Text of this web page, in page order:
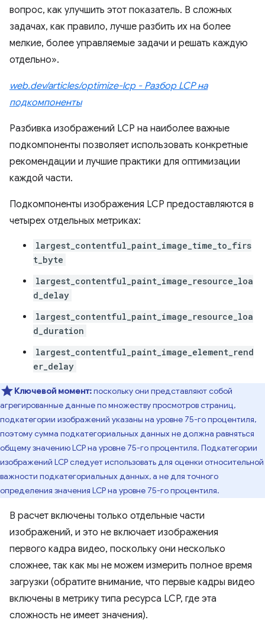
вопрос, как улучшить этот показатель. В сложных
задачах, как правило, лучше разбить их на более
мелкие, более управляемые задачи и решать каждую
отдельно».
web.dev/articles/optimize-lcp - Разбор LCP на
подкомпоненты
Разбивка изображений LCP на наиболее важные
подкомпоненты позволяет использовать конкретные
рекомендации и лучшие практики для оптимизации
каждой части.
Подкомпоненты изображения LCP предоставляются в
четырех отдельных метриках:
largest_contentful_paint_image_time_to_firs
t_byte
largest_contentful_paint_image_resource_loa
d_delay
largest_contentful_paint_image_resource_loa
d_duration
largest_contentful_paint_image_element_rend
er_delay
Ключевой момент:поскольку они представляют собой
агрегированные данные по множеству просмотров страниц,
подкатегории изображений указаны на уровне 75-го процентиля,
поэтому сумма подкатегориальных данных не должна равняться
общему значению LCP на уровне 75-го процентиля. Подкатегории
изображений LCP следует использовать для оценки относительной
важности подкатегориальных данных, а не для точного
определения значения LCP на уровне 75-го процентиля.
В расчет включены только отдельные части
изображений, и это не включает изображения
первого кадра видео, поскольку они несколько
сложнее, так как мы не можем измерить полное время
загрузки (обратите внимание, что первые кадры видео
включены в метрику типа ресурса LCP, где эта
сложность не имеет значения).